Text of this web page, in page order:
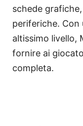
schede
periferiche.
altissimo livello,
fornire ai
completa.